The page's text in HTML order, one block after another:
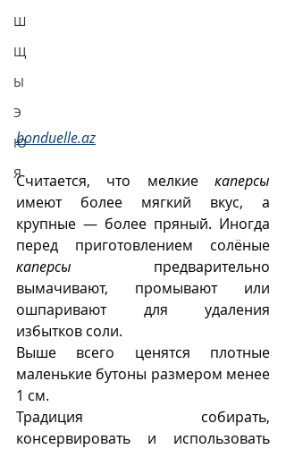
Ш
Щ
Ы
Э
Ю
Я
bonduelle.az
Считается, что мелкие каперсы
имеют более мягкий вкус, а
крупные — более пряный. Иногда
каперсы предварительно
вымачивают, промывают или
ошпаривают для удаления
избытков соли.
Выше всего ценятся плотные
маленькие бутоны размером менее
1 см.
Традиция собирать,